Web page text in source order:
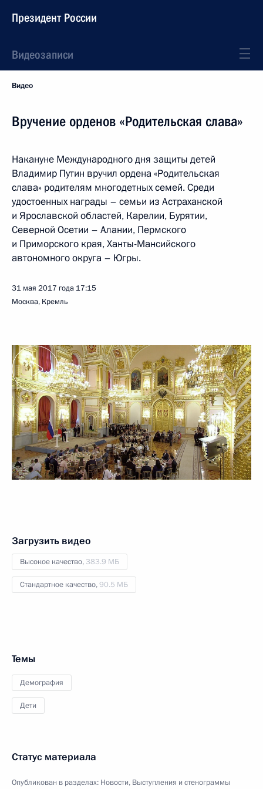
Президент России
Видеозаписи
Видео
Вручение орденов «Родительская слава»
Накануне Международного дня защиты детей
Владимир Путин вручил ордена «Родительская
слава» родителям многодетных семей. Среди
удостоенных награды – семьи из Астраханской
и Ярославской областей, Карелии, Бурятии,
Северной Осетии – Алании, Пермского
и Приморского края, Ханты-Мансийского
автономного округа – Югры.
31 мая 2017 года 17:15
Москва, Кремль
Загрузить видео
Высокое качество, 383.9 МБ
Стандартное качество,90.5 МБ
Темы
Демография
Дети
Статус материала
Опубликован в разделах: Новости, Выступления и стенограммы